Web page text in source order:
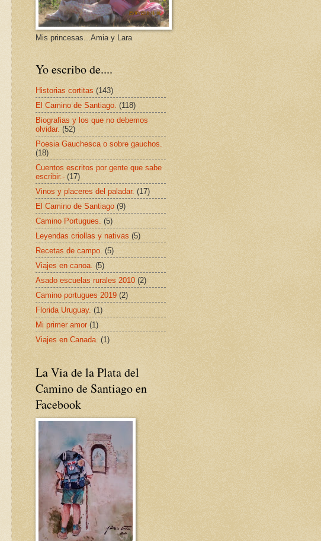
Mis princesas...Amia y Lara
Yo escribo de....
Historias cortitas (143)
El Camino de Santiago. (118)
Biografias y los que no debemos
olvidar. (52)
Poesia Gauchesca o sobre gauchos.
(18)
Cuentos escritos por gente que sabe
escribir.- (17)
Vinos y placeres del paladar. (17)
El Camino de Santiago (9)
Camino Portugues. (5)
Leyendas criollas y nativas (5)
Recetas de campo. (5)
Viajes en canoa. (5)
Asado escuelas rurales 2010 (2)
Camino portugues 2019 (2)
Florida Uruguay. (1)
Mi primer amor (1)
Viajes en Canada. (1)
La Via de la Plata del
Camino de Santiago en
Facebook